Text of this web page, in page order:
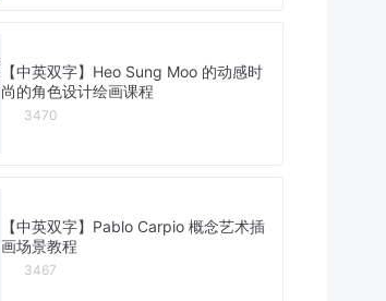
【中英双字】Heo Sung Moo 的动感时
尚的角色设计绘画课程
3470
【中英双字】Pablo Carpio 概念艺术插
画场景教程
3467